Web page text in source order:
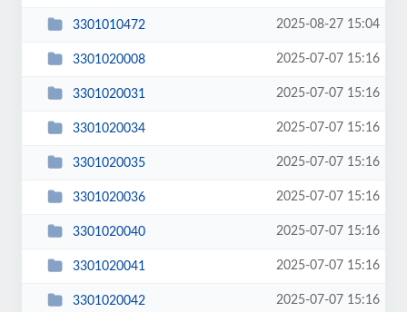
3301010472 2025-08-27 15:04
3301020008 2025-07-07 15:16
3301020031 2025-07-07 15:16
3301020034 2025-07-07 15:16
3301020035 2025-07-07 15:16
3301020036 2025-07-07 15:16
3301020040 2025-07-07 15:16
3301020041 2025-07-07 15:16
3301020042 2025-07-07 15:16